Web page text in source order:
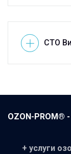
СТО
OZON-PROM®
+ услуги